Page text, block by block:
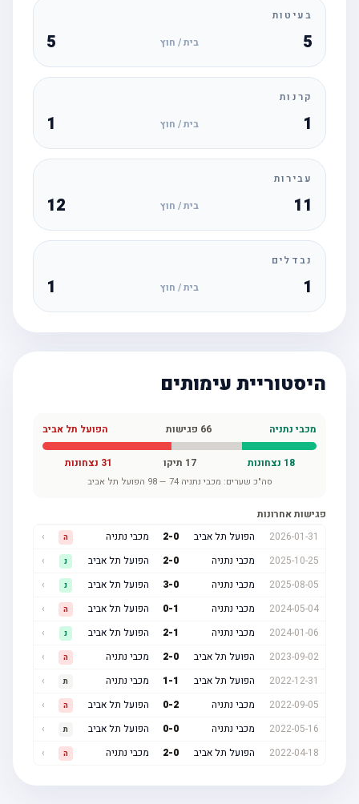
בעיטות
בית / חוץ
קרנות
בית / חוץ
עבירות
11 בית / חוץ 12
נבדלים
בית / חוץ
היסטוריית עימותים
מכבי נתניה 66פגישות הפועל תל אביב
18נצחונות 17תיקו נצחונות
סה"כ שערים:מכבי נתניה 74
—
98 הפועל תל אביב
פגישות אחרונות
2026-01-31
הפועל תל אביב 2- מכבי נתניה
2025-10-25
מכבי נתניה 2- הפועל תל אביב
2025-08-05
מכבי נתניה 3- הפועל תל אביב
2024-05-04
מכבי נתניה 0 הפועל תל אביב
2024-01-06
מכבי נתניה 2 הפועל תל אביב
2023-09-02
הפועל תל אביב 2- מכבי נתניה
2022-12-31
הפועל תל אביב 1 מכבי נתניה
2022-09-05
מכבי נתניה 0- הפועל תל אביב
2022-05-16
מכבי נתניה 0- הפועל תל אביב
2022-04-18
הפועל תל אביב 2- מכבי נתניה